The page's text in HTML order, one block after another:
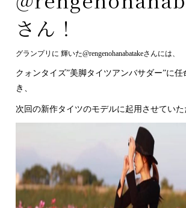
さん！
グランプリに 輝いた@rengenohanabatakeさんには、
クォンタイズ”美脚タイツアンバサダー”に
き、
次回の新作タイツのモデルに起用させていた